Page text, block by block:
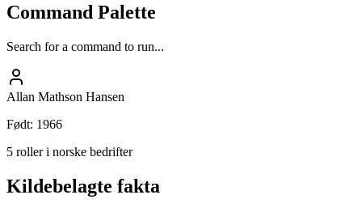
Command Palette
Search for a command to run...
Allan Mathson Hansen
Født: 1966
5 roller i norske bedrifter
Kildebelagte fakta